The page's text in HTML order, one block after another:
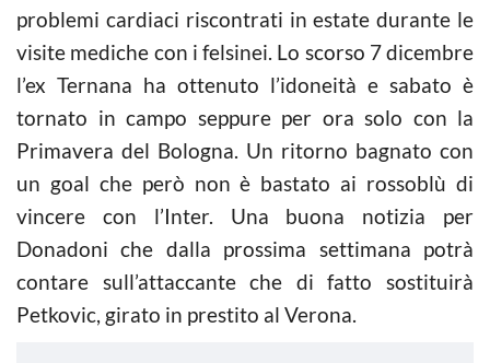
problemi cardiaci riscontrati in estate durante le
visite mediche con i felsinei. Lo scorso 7 dicembre
l’ex Ternana ha ottenuto l’idoneità e sabato è
tornato in campo seppure per ora solo con la
Primavera del Bologna. Un ritorno bagnato con
un goal che però non è bastato ai rossoblù di
vincere con l’Inter. Una buona notizia per
Donadoni che dalla prossima settimana potrà
contare sull’attaccante che di fatto sostituirà
Petkovic, girato in prestito al Verona.